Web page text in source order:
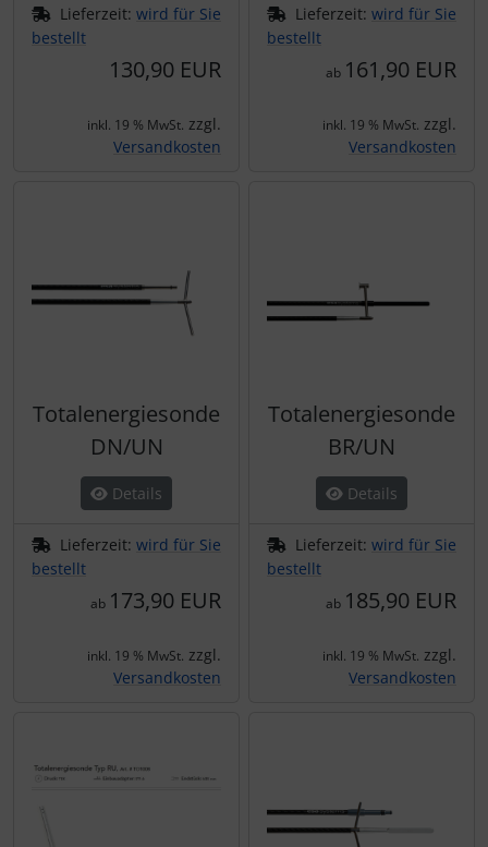
Lieferzeit: wird für Sie
bestellt
130,90 EUR
inkl. 19 % MwSt. zzgl.
Versandkosten
Lieferzeit: wird für Sie
bestellt
ab 161,90 EUR
inkl. 19 % MwSt. zzgl.
Versandkosten
Totalenergiesonde
DN/UN
Details
Lieferzeit: wird für Sie
bestellt
ab 173,90 EUR
inkl. 19 % MwSt. zzgl.
Versandkosten
Totalenergiesonde
BR/UN
Details
Lieferzeit: wird für Sie
bestellt
ab 185,90 EUR
inkl. 19 % MwSt. zzgl.
Versandkosten